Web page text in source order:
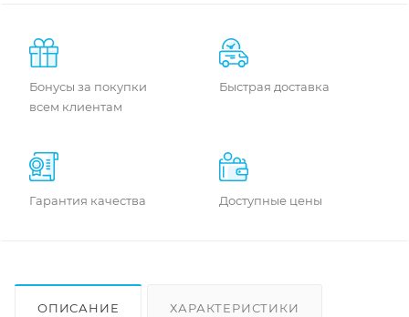
Бонусы за покупки
всем клиентам
Быстрая доставка
Гарантия качества Доступные цены
ОПИСАНИЕ ХАРАКТЕРИСТИКИ